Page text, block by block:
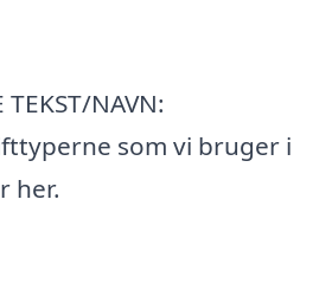
TEKST/NAVN:
som vi bruger i
her.